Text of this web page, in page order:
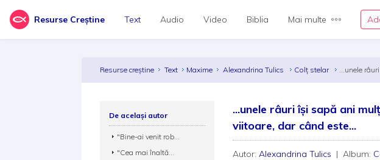
Resurse Creștine Text Audio Video Biblia Mai multe
Resurse creștine Text Maxime Alexandrina Tulics Colț stelar ...unele
...unele râuri îşi sapă ani
viitoare, dar când este...
Autor:Alexandrina Tulics | Album:
De același autor
"Bine-ai venit rob...
"Cea mai înaltă...